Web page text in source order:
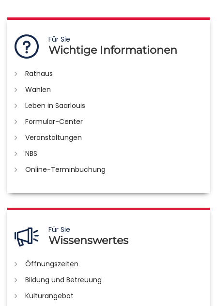
Für Sie
Wichtige Informationen
Rathaus
Wahlen
Leben in Saarlouis
Formular-Center
Veranstaltungen
NBS
Online-Terminbuchung
Für Sie
Wissenswertes
Öffnungszeiten
Bildung und Betreuung
Kulturangebot